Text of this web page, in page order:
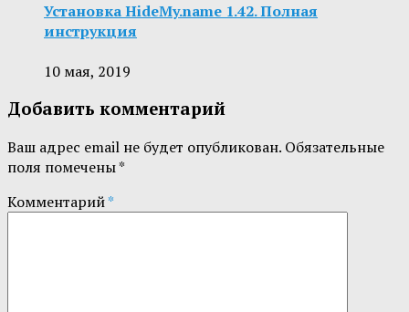
Установка HideMy.name 1.42. Полная
инструкция
10 мая, 2019
Добавить комментарий
Ваш адрес email не будет опубликован. Обязательные
поля помечены*
Комментарий*